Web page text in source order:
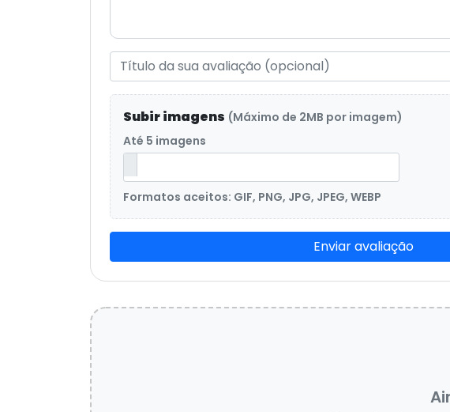
Subir imagens (Máximo de 2MB por imagem)
Até 5 imagens
Formatos aceitos: GIF, PNG, JPG, JPEG, WEBP
Enviar avaliação